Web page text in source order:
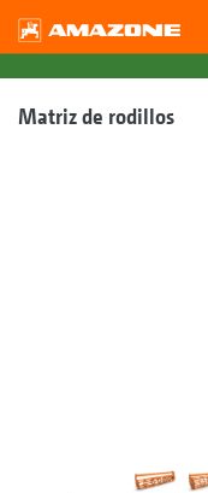
Matriz de rodillos